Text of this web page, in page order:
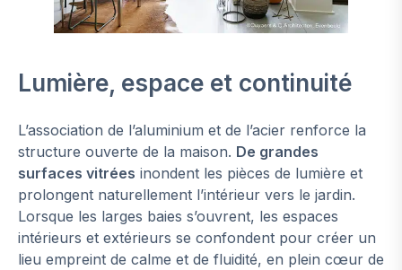
Lumière, espace et continuité
L’association de l’aluminium et de l’acier renforce la
structure ouverte de la maison. De grandes
surfaces vitrées inondent les pièces de lumière et
prolongent naturellement l’intérieur vers le jardin.
Lorsque les larges baies s’ouvrent, les espaces
intérieurs et extérieurs se confondent pour créer un
lieu empreint de calme et de fluidité, en plein cœur de